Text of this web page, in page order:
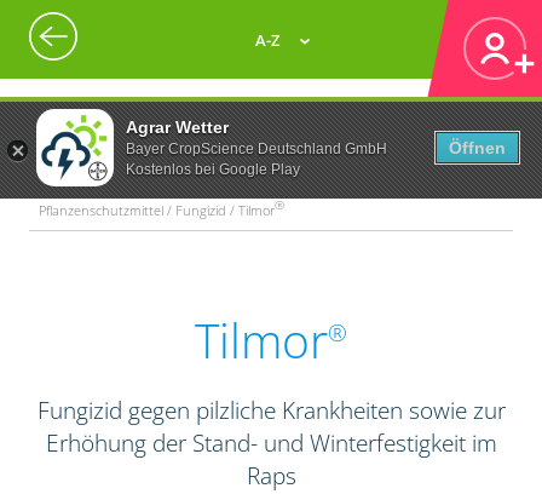
Agrar Wetter
Bayer CropScience Deutschland GmbH
Kostenlos bei Google Play
Öffnen
A-Z
Pflanzenschutzmittel / Fungizid / Tilmor®
Tilmor®
Fungizid gegen pilzliche Krankheiten sowie zur
Erhöhung der Stand- und Winterfestigkeit im
Raps